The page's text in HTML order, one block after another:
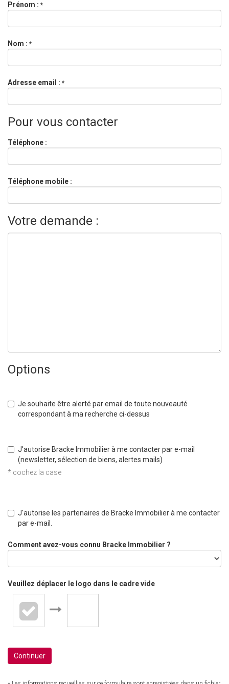
Prénom : *
Nom : *
Adresse email : *
Pour vous contacter
Téléphone :
Téléphone mobile :
Votre demande :
Options
Je souhaite être alerté par email de toute nouveauté
correspondant à ma recherche ci-dessus
J'autorise Bracke Immobilier à me contacter par e-mail
(newsletter, sélection de biens, alertes mails)
* cochez la case
J'autorise les partenaires de Bracke Immobilier à me contacter
par e-mail.
Comment avez-vous connu Bracke Immobilier ?
Veuillez déplacer le logo dans le cadre vide
Continuer